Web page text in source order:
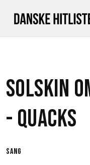
Solskin
- Quacks
sang